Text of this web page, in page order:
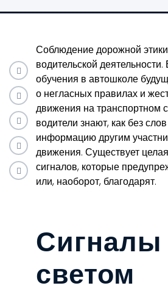
Соблюдение дорожной
водительской
обучения в автошколе
о негласных правилах и
движения на транспортном
водители знают, как без
информацию другим
движения. Существует
сигналов, которые
или, наоборот, благодарят.
Сигналы
светом